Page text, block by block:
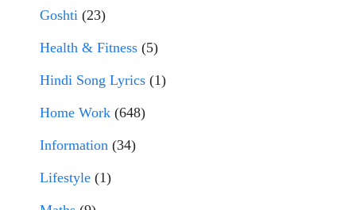
Goshti (23)
Health & Fitness (5)
Hindi Song Lyrics (1)
Home Work (648)
Information (34)
Lifestyle (1)